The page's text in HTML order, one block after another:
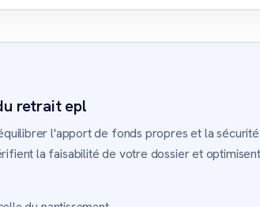
retrait epl
l'apport de fonds propres et la
la faisabilité de votre dossier et